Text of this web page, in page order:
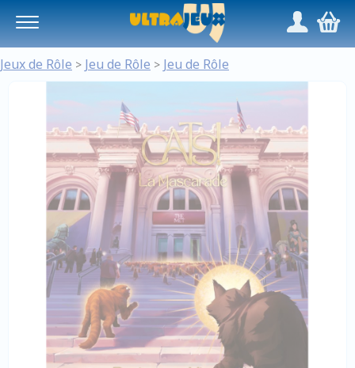
/,
Jeux de Rôle > Jeu de Rôle > Jeu de Rôle